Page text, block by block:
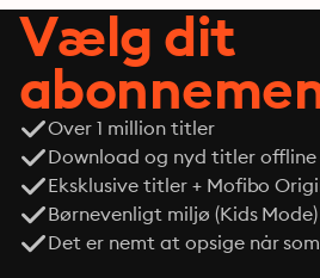
Vælg dit
Over 1 million titler
Download og nyd titler offline
Eksklusive titler + Mofibo
Børnevenligt miljø (Kids Mode)
Det er nemt at opsige når